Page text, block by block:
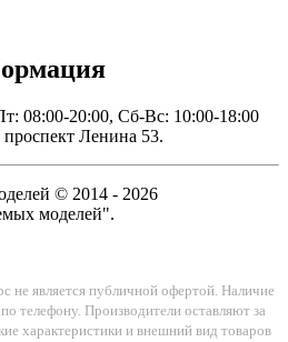
08:00-20:00, Сб-Вс: 10:00-18:00
проспект Ленина 53.
© 2014 - 2026
моделей".
является публичной офертой. Наличие
телефону. Производители оставляют за
характеристики и внешний вид товаров